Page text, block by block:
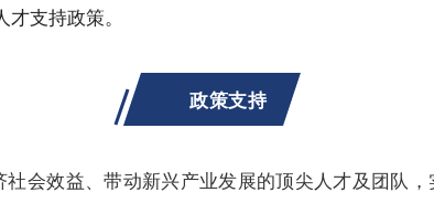
支持政策。
政策支持
会效益、带动新兴产业发展的顶尖人才及团队，